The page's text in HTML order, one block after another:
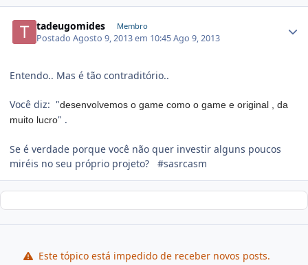
tadeugomides Membro
PostadoAgosto 9, 2013 em 10:45Ago 9, 2013
Entendo.. Mas é tão contraditório..
Você diz: "desenvolvemos o game como o game e original , da
muito lucro" .
Se é verdade porque você não quer investir alguns poucos
miréis no seu próprio projeto? #sasrcasm
Este tópico está impedido de receber novos posts.